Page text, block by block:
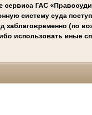
ГАС
систему суда
заблаговременно (по
использовать иные